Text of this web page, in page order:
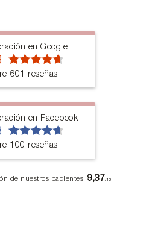
en Google
601 reseñas
en Facebook
100 reseñas
de nuestros pacientes:9,37/10